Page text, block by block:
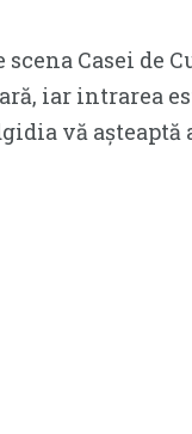
scena Casei de
iar intrarea
vă așteaptă